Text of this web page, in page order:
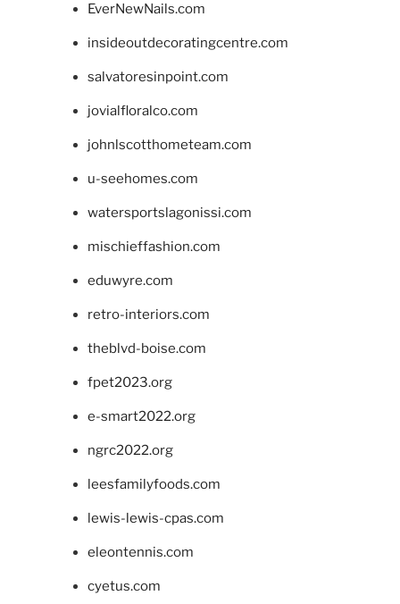
EverNewNails.com
insideoutdecoratingcentre.com
salvatoresinpoint.com
jovialfloralco.com
johnlscotthometeam.com
u-seehomes.com
watersportslagonissi.com
mischieffashion.com
eduwyre.com
retro-interiors.com
theblvd-boise.com
fpet2023.org
e-smart2022.org
ngrc2022.org
leesfamilyfoods.com
lewis-lewis-cpas.com
eleontennis.com
cyetus.com